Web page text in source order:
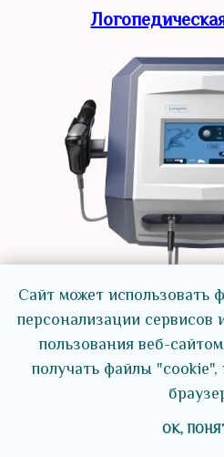
Ударно-волновая
Сайт может использовать
персонализации
пользования веб-
получать файлы "cookie",
OK,